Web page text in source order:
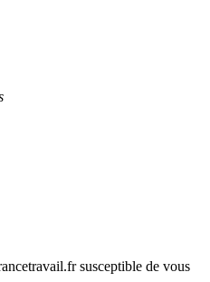
susceptible de vous